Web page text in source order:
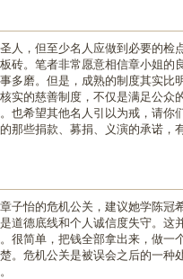
，但至少名人应做到必要的检
砖。笔者非常愿意相信章小姐的
多磨。但是，成熟的制度其实比
实的慈善制度，不仅是满足公众
也希望其他名人引以为戒，请你
那些捐款、募捐、义演的承诺，
怡的危机公关，建议她学陈冠
道德底线和个人诚信度失守。这
很简单，把钱全部拿出来，做一
。危机公关是被误会之后的一种